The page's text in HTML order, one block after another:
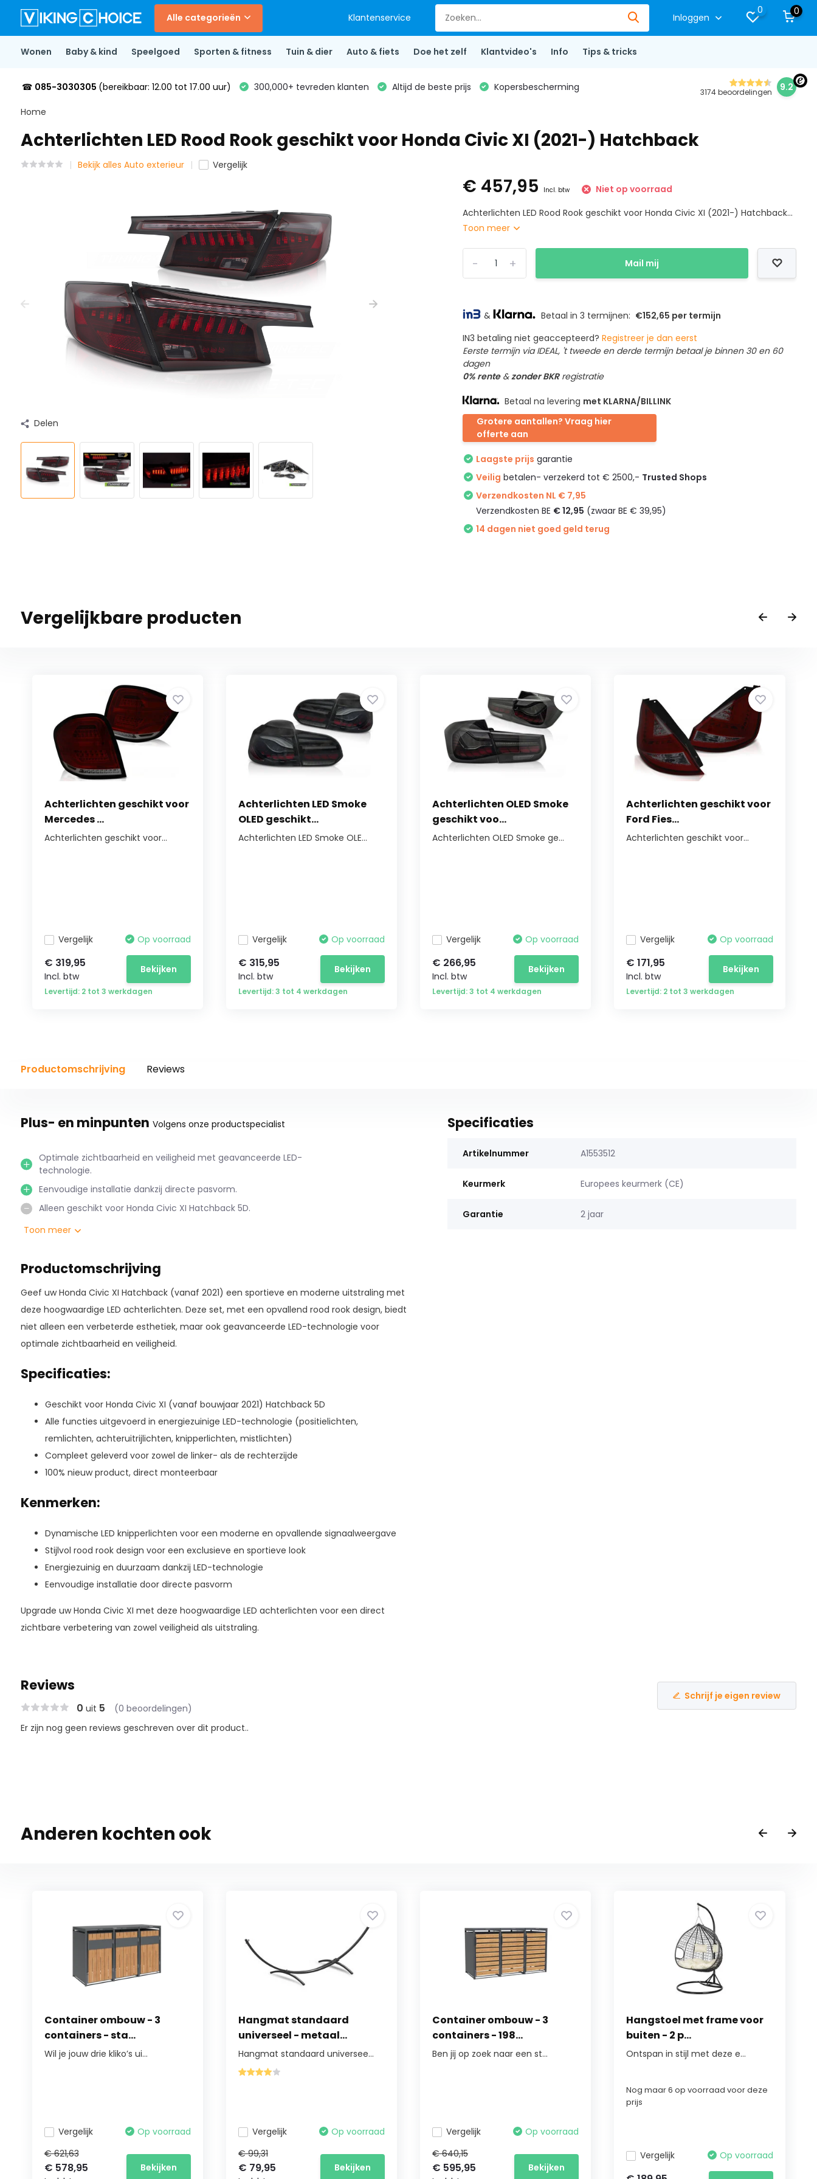
Alle categorieën Klantenservice Inloggen
0 0
Wonen Baby & kind Speelgoed Sporten & fitness Tuin & dier Auto & fiets Doe het zelf Klantvideo's Info Tips & tricks
☎ 085-3030305 (bereikbaar: 12.00 tot 17.00 uur) 300,000+ tevreden klanten Altijd de beste prijs Kopersbescherming 3174 beoordelingen 9.2
Home
Achterlichten LED Rood Rook geschikt voor Honda Civic XI (2021-) Hatchback
Bekijk alles Auto exterieur Vergelijk
Delen
€ 457,95 Incl. btw
Niet op voorraad
Achterlichten LED Rood Rook geschikt voor Honda Civic XI (2021-) Hatchback...
Toon meer
+
- Mail mij
& Betaal in 3 termijnen: €152,65 per termijn
IN3 betaling niet geaccepteerd?Registreer je dan eerst
Eerste termijn via IDEAL, 't tweede en derde termijn betaal je binnen 30 en 60
dagen
0% rente&zonder BKRregistratie
Betaal na levering met KLARNA/BILLINK
Grotere aantallen? Vraag hier
offerte aan
Laagste prijs garantie
Veilig betalen- verzekerd tot € 2500,- Trusted Shops
Verzendkosten NL € 7,95
Verzendkosten BE € 12,95 (zwaar BE € 39,95)
14 dagen niet goed geld terug
Vergelijkbare producten
Achterlichten geschikt voor
Mercedes ...
Achterlichten geschikt voor...
Vergelijk Op voorraad
€ 319,95
Incl. btw
Bekijken
Levertijd: 2 tot 3 werkdagen
Achterlichten LED Smoke
OLED geschikt...
Achterlichten LED Smoke OLE...
Vergelijk Op voorraad
€ 315,95
Incl. btw
Bekijken
Levertijd: 3 tot 4 werkdagen
Achterlichten OLED Smoke
geschikt voo...
Achterlichten OLED Smoke ge...
Vergelijk Op voorraad
€ 266,95
Incl. btw
Bekijken
Levertijd: 3 tot 4 werkdagen
Achterlichten geschikt voor
Ford Fies...
Achterlichten geschikt voor...
Vergelijk Op voorraad
€ 171,95
Incl. btw
Bekijken
Levertijd: 2 tot 3 werkdagen
Productomschrijving Reviews
Plus- en minpunten Volgens onze productspecialist
Optimale zichtbaarheid en veiligheid met geavanceerde LED-
technologie.
Eenvoudige installatie dankzij directe pasvorm.
Alleen geschikt voor Honda Civic XI Hatchback 5D.
Toon meer
Productomschrijving
Geef uw Honda Civic XI Hatchback (vanaf 2021) een sportieve en moderne uitstraling met
deze hoogwaardige LED achterlichten. Deze set, met een opvallend rood rook design, biedt
niet alleen een verbeterde esthetiek, maar ook geavanceerde LED-technologie voor
optimale zichtbaarheid en veiligheid.
Specificaties:
Geschikt voor Honda Civic XI (vanaf bouwjaar 2021) Hatchback 5D
Alle functies uitgevoerd in energiezuinige LED-technologie (positielichten,
remlichten, achteruitrijlichten, knipperlichten, mistlichten)
Compleet geleverd voor zowel de linker- als de rechterzijde
100% nieuw product, direct monteerbaar
Kenmerken:
Dynamische LED knipperlichten voor een moderne en opvallende signaalweergave
Stijlvol rood rook design voor een exclusieve en sportieve look
Energiezuinig en duurzaam dankzij LED-technologie
Eenvoudige installatie door directe pasvorm
Upgrade uw Honda Civic XI met deze hoogwaardige LED achterlichten voor een direct
zichtbare verbetering van zowel veiligheid als uitstraling.
Specificaties
Artikelnummer A1553512
Keurmerk Europees keurmerk (CE)
Garantie 2 jaar
Reviews
0 uit 5 (0 beoordelingen)
Schrijf je eigen review
Er zijn nog geen reviews geschreven over dit product..
Anderen kochten ook
Container ombouw - 3
containers - sta...
Wil je jouw drie kliko’s ui...
Vergelijk
Op voorraad
€ 621,63
€ 578,95 Bekijken
Hangmat standaard
universeel - metaal...
Hangmat standaard universee...
Vergelijk
Op voorraad
€ 99,31
€ 79,95 Bekijken
Container ombouw - 3
containers - 198...
Ben jij op zoek naar een st...
Vergelijk
Op voorraad
€ 640,15
€ 595,95 Bekijken
Hangstoel met frame voor
buiten - 2 p...
Ontspan in stijl met deze e...
Nog maar 6 op voorraad voor deze
prijs
Vergelijk Op voorraad